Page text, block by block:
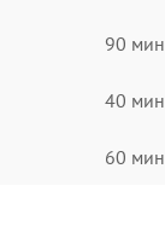
90 мин
40 мин
60 мин